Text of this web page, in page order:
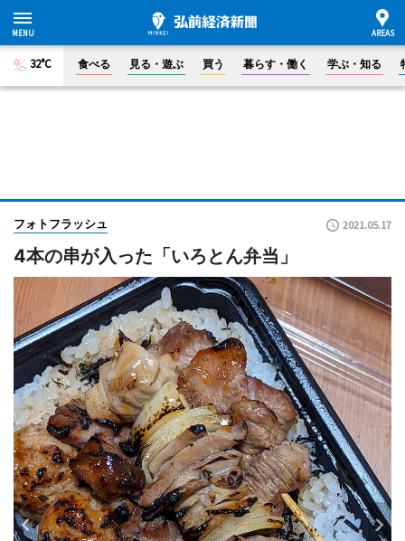
32°C 食べる 見る・遊ぶ 買う 暮らす・働く 学ぶ・知る
フォトフラッシュ 2021.05.17
4本の串が入った「いろとん弁当」